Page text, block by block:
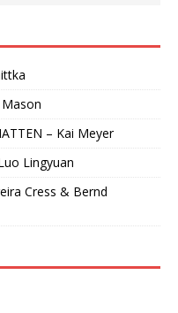
– Kai Meyer
Lingyuan
Cress & Bernd